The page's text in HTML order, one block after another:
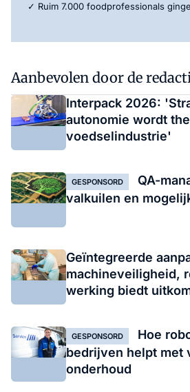
✓ Ruim 7.000 foodprofessionals
Aanbevolen door de
Interpack 2026:
autonomie wordt
voedselindustrie'
GESPONSORD
QA-
valkuilen en
Geïntegreerde
machineveiligheid,
werking biedt
GESPONSORD
Hoe
bedrijven helpt met
onderhoud